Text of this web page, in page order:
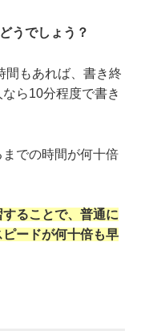
うでしょう？
間もあれば、書き終
ら10分程度で書き
での時間が何十倍
ることで、普通に
ードが何十倍も早